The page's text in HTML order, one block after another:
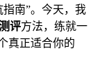
南”。今天，我
评方法，练就一
真正适合你的